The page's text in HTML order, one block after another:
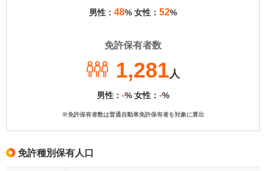
男性： 48% 女性： 52%
免許保有者数
1,281人
男性： -% 女性： -%
※免許保有者数は普通自動車免許保有者を対象に算出
免許種別保有人口